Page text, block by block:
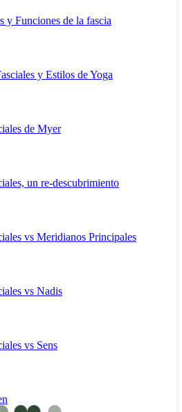
y Funciones de la fascia
y Estilos de Yoga
de Myer
un re-descubrimiento
vs Meridianos Principales
vs Nadis
vs Sens